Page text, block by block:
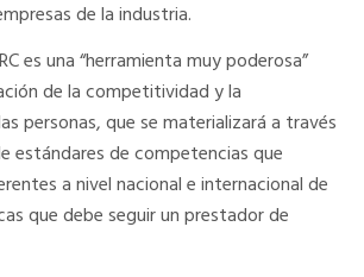
de la industria.
es una “herramienta muy poderosa”
de la competitividad y la
personas, que se materializará a través
estándares de competencias que
a nivel nacional e internacional de
que debe seguir un prestador de